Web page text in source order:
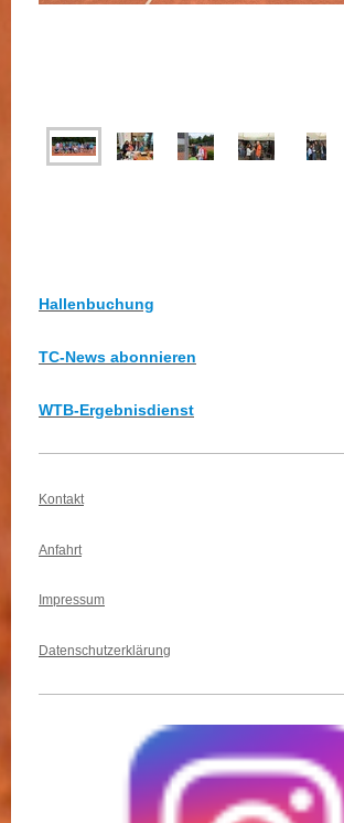
Hallenbuchung
TC-News abonnieren
WTB-Ergebnisdienst
Kontakt
Anfahrt
Impressum
Datenschutzerklärung